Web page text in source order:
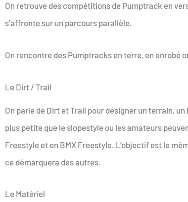
On retrouve des compétitions de Pumptrack en
s’affronte sur un parcours parallèle.
On rencontre des Pumptracks en terre, en enrobé
Le Dirt / Trail
On parle de Dirt et Trail pour désigner un terrain,
plus petite que le slopestyle ou les amateurs
Freestyle et en BMX Freestyle. L’objectif est le
ce démarquera des autres.
Le Matériel